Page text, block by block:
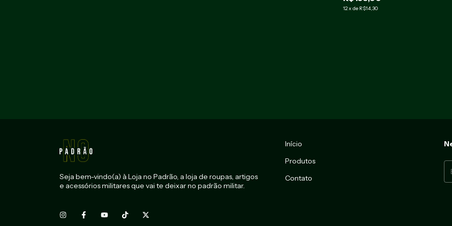
12x de R$14,30
Seja bem-vindo(a) à Loja no Padrão, a loja de roupas, artigos
e acessórios militares que vai te deixar no padrão militar.
Início
Produtos
Contato